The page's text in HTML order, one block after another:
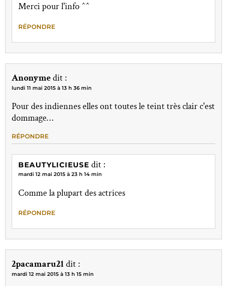
Merci pour l'info ^^
RÉPONDRE
Anonymedit :
lundi 11 mai 2015 à 13 h 36 min
Pour des indiennes elles ont toutes le teint très clair c'est
dommage…
RÉPONDRE
BEAUTYLICIEUSE dit :
mardi 12 mai 2015 à 23 h 14 min
Comme la plupart des actrices
RÉPONDRE
2pacamaru21 dit :
mardi 12 mai 2015 à 13 h 15 min